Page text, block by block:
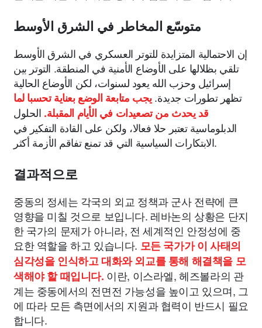
متوسّع المخاطر في الشرق الأوسط
إن الاحتمالية المتزايدة للتوتر العسكري في الشرق الأوسط
تلقي بظلالها على الأوضاع الأمنية في المنطقة. التوتر بين
إسرائيل وحزب الله يعود لسنوات، لكن الأوضاع الحالية
تظهر تطورات جديدة.يجب متابعة الوضع بعناية تحسبا لما
قد يحدث من تصعيدات في الأيام المقبلة. الحلول
الدبلوماسية تعتبر حلا فعالا، ولكن على القادة التفكير في
الابتكارات السياسية التي قد تمنع تفاقم الأزمة أكثر.
결과적으로
중동의 정세는 각국의 외교 정책과 군사 전략에 큰
영향을 미칠 것으로 보입니다. 레바논의 상황은 단지
한 국가의 문제가 아니라, 전 세계적인 안정성에 중
요한 역할을 하고 있습니다. 모든 국가가 이 사태의
심각성을 인식하고 대화와 외교를 통해 해결책을 모
색해야 할 때입니다. 이란, 이스라엘, 헤즈볼라의 관
계는 중동에서의 전면전 가능성을 높이고 있으며, 그
에 따라 모든 측면에서의 지원과 협력이 반드시 필요
합니다.